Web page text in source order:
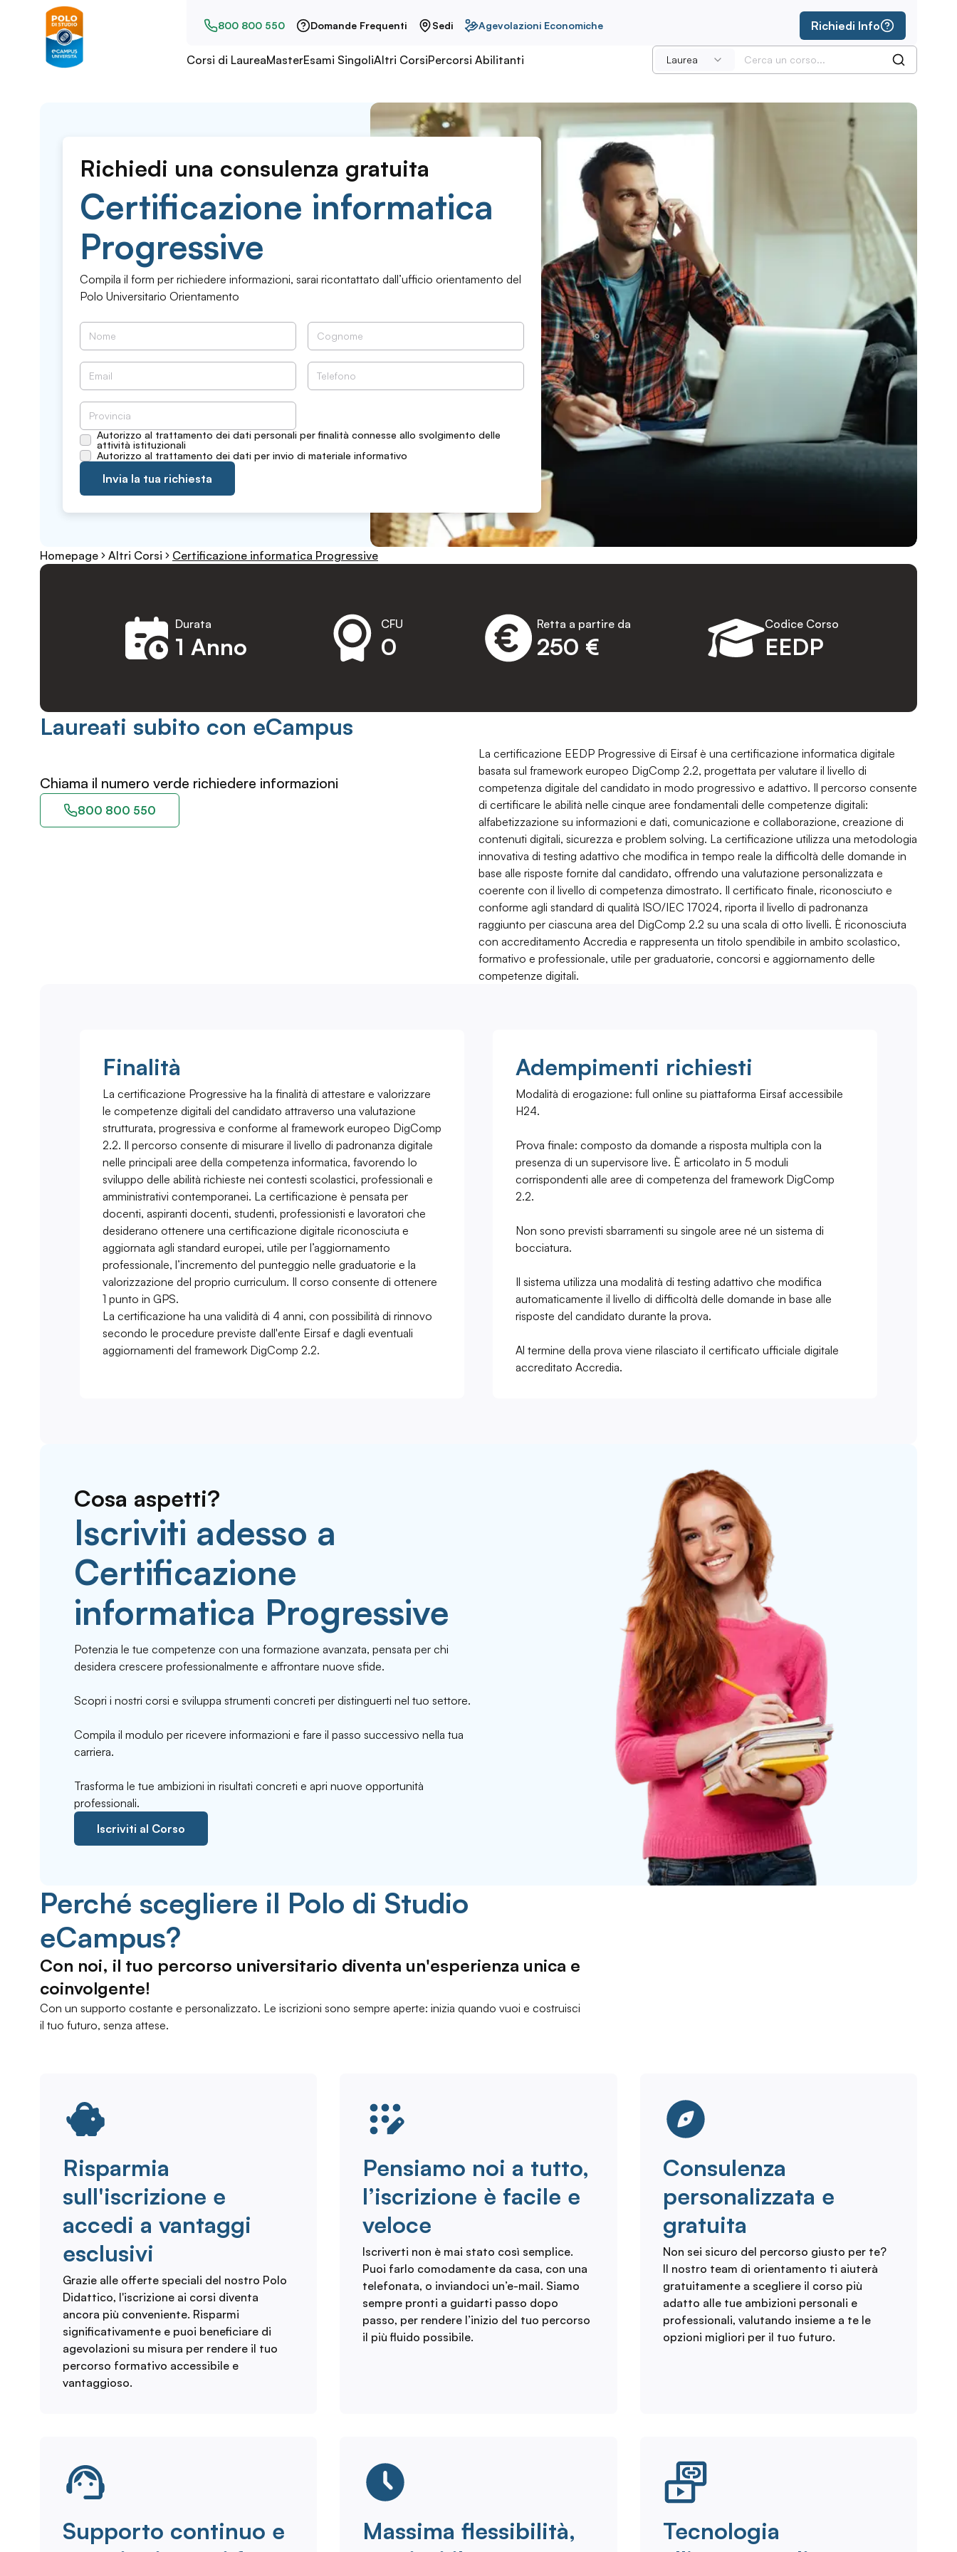
800 800 550 Domande Frequenti Sedi Agevolazioni Economiche Richiedi Info
Corsi di LaureaMasterEsami SingoliAltri CorsiPercorsi Abilitanti Laurea
Richiedi una consulenza gratuita
Certificazione informatica
Progressive
Compila il form per richiedere informazioni, sarai ricontattato dall’ufficio orientamento del
Polo Universitario Orientamento
Autorizzo al trattamento dei dati personali per finalità connesse allo svolgimento delle
attività istituzionali
Autorizzo al trattamento dei dati per invio di materiale informativo
Invia la tua richiesta
Homepage Altri Corsi Certificazione informatica Progressive
1 Anno
Durata
0
CFU
250 €
Retta a partire da
EEDP
Codice Corso
Laureati subito con eCampus
Chiama il numero verde richiedere informazioni
800 800 550
La certificazione EEDP Progressive di Eirsaf è una certificazione informatica digitale
basata sul framework europeo DigComp 2.2, progettata per valutare il livello di
competenza digitale del candidato in modo progressivo e adattivo. Il percorso consente
di certificare le abilità nelle cinque aree fondamentali delle competenze digitali:
alfabetizzazione su informazioni e dati, comunicazione e collaborazione, creazione di
contenuti digitali, sicurezza e problem solving. La certificazione utilizza una metodologia
innovativa di testing adattivo che modifica in tempo reale la difficoltà delle domande in
base alle risposte fornite dal candidato, offrendo una valutazione personalizzata e
coerente con il livello di competenza dimostrato. Il certificato finale, riconosciuto e
conforme agli standard di qualità ISO/IEC 17024, riporta il livello di padronanza
raggiunto per ciascuna area del DigComp 2.2 su una scala di otto livelli. È riconosciuta
con accreditamento Accredia e rappresenta un titolo spendibile in ambito scolastico,
formativo e professionale, utile per graduatorie, concorsi e aggiornamento delle
competenze digitali.
Finalità
La certificazione Progressive ha la finalità di attestare e valorizzare
le competenze digitali del candidato attraverso una valutazione
strutturata, progressiva e conforme al framework europeo DigComp
2.2. Il percorso consente di misurare il livello di padronanza digitale
nelle principali aree della competenza informatica, favorendo lo
sviluppo delle abilità richieste nei contesti scolastici, professionali e
amministrativi contemporanei. La certificazione è pensata per
docenti, aspiranti docenti, studenti, professionisti e lavoratori che
desiderano ottenere una certificazione digitale riconosciuta e
aggiornata agli standard europei, utile per l’aggiornamento
professionale, l’incremento del punteggio nelle graduatorie e la
valorizzazione del proprio curriculum. Il corso consente di ottenere
1 punto in GPS.
La certificazione ha una validità di 4 anni, con possibilità di rinnovo
secondo le procedure previste dall'ente Eirsaf e dagli eventuali
aggiornamenti del framework DigComp 2.2.
Adempimenti richiesti
Modalità di erogazione: full online su piattaforma Eirsaf accessibile
H24.
Prova finale: composto da domande a risposta multipla con la
presenza di un supervisore live. È articolato in 5 moduli
corrispondenti alle aree di competenza del framework DigComp
2.2.
Non sono previsti sbarramenti su singole aree né un sistema di
bocciatura.
Il sistema utilizza una modalità di testing adattivo che modifica
automaticamente il livello di difficoltà delle domande in base alle
risposte del candidato durante la prova.
Al termine della prova viene rilasciato il certificato ufficiale digitale
accreditato Accredia.
Cosa aspetti?
Iscriviti adesso a
Certificazione
informatica Progressive
Potenzia le tue competenze con una formazione avanzata, pensata per chi
desidera crescere professionalmente e affrontare nuove sfide.
Scopri i nostri corsi e sviluppa strumenti concreti per distinguerti nel tuo settore.
Compila il modulo per ricevere informazioni e fare il passo successivo nella tua
carriera.
Trasforma le tue ambizioni in risultati concreti e apri nuove opportunità
professionali.
Iscriviti al Corso
Perché scegliere il Polo di Studio
eCampus?
Con noi, il tuo percorso universitario diventa un'esperienza unica e
coinvolgente!
Con un supporto costante e personalizzato. Le iscrizioni sono sempre aperte: inizia quando vuoi e costruisci
il tuo futuro, senza attese.
Risparmia
sull'iscrizione e
accedi a vantaggi
esclusivi
Grazie alle offerte speciali del nostro Polo
Didattico, l'iscrizione ai corsi diventa
ancora più conveniente. Risparmi
significativamente e puoi beneficiare di
agevolazioni su misura per rendere il tuo
percorso formativo accessibile e
vantaggioso.
Pensiamo noi a tutto,
l’iscrizione è facile e
veloce
Iscriverti non è mai stato così semplice.
Puoi farlo comodamente da casa, con una
telefonata, o inviandoci un’e-mail. Siamo
sempre pronti a guidarti passo dopo
passo, per rendere l’inizio del tuo percorso
il più fluido possibile.
Consulenza
personalizzata e
gratuita
Non sei sicuro del percorso giusto per te?
Il nostro team di orientamento ti aiuterà
gratuitamente a scegliere il corso più
adatto alle tue ambizioni personali e
professionali, valutando insieme a te le
opzioni migliori per il tuo futuro.
Supporto continuo e
Massima flessibilità,
Tecnologia